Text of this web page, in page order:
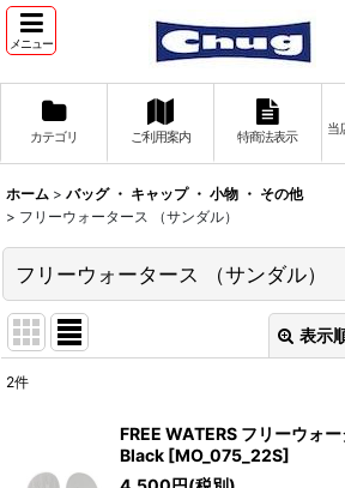
メニュー
カテゴリ ご利用案内 特商法表示
当
ホーム > バッグ ・ キャップ ・ 小物 ・ その他
> フリーウォータース （サンダル）
フリーウォータース （サンダル）
表示
並び順:
2件
FREE WATERS フリーウォ
Black [MO_075_22S]